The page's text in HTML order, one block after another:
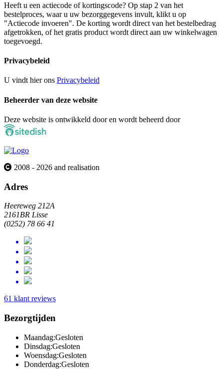
Heeft u een actiecode of kortingscode? Op stap 2 van het
bestelproces, waar u uw bezorggegevens invult, klikt u op
"Actiecode invoeren". De korting wordt direct van het bestelbedrag
afgetrokken, of het gratis product wordt direct aan uw winkelwagen
toegevoegd.
Privacybeleid
U vindt hier ons Privacybeleid
Beheerder van deze website
Deze website is ontwikkeld door en wordt beheerd door
2008 - 2026 and realisation
Adres
Heereweg 212A
2161BR Lisse
(0252) 78 66 41
61 klant reviews
Bezorgtijden
Maandag:Gesloten
Dinsdag:Gesloten
Woensdag:Gesloten
Donderdag:Gesloten